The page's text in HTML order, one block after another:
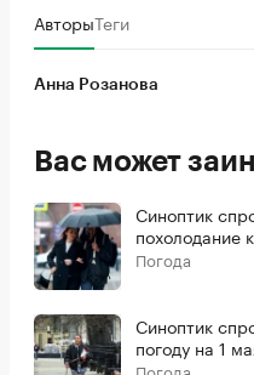
АвторыТеги
Анна Розанова
Вас может
Синоптик
похолодание
Погода
Синоптик
погоду на 1